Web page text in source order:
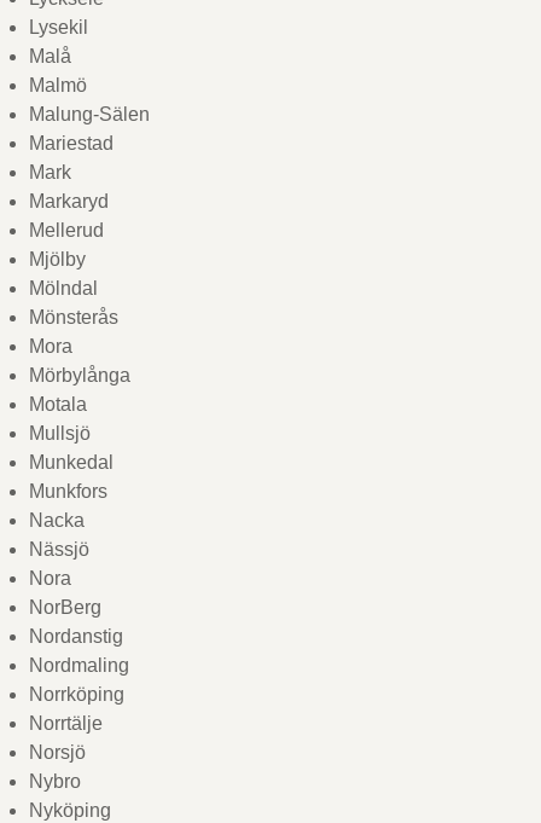
Lysekil
Malå
Malmö
Malung-Sälen
Mariestad
Mark
Markaryd
Mellerud
Mjölby
Mölndal
Mönsterås
Mora
Mörbylånga
Motala
Mullsjö
Munkedal
Munkfors
Nacka
Nässjö
Nora
NorBerg
Nordanstig
Nordmaling
Norrköping
Norrtälje
Norsjö
Nybro
Nyköping